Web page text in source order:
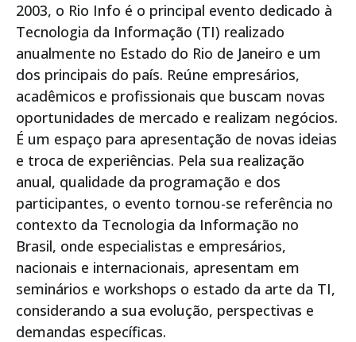
2003, o Rio Info é o principal evento dedicado à
Tecnologia da Informação (TI) realizado
anualmente no Estado do Rio de Janeiro e um
dos principais do país. Reúne empresários,
acadêmicos e profissionais que buscam novas
oportunidades de mercado e realizam negócios.
É um espaço para apresentação de novas ideias
e troca de experiências. Pela sua realização
anual, qualidade da programação e dos
participantes, o evento tornou-se referência no
contexto da Tecnologia da Informação no
Brasil, onde especialistas e empresários,
nacionais e internacionais, apresentam em
seminários e workshops o estado da arte da TI,
considerando a sua evolução, perspectivas e
demandas específicas.